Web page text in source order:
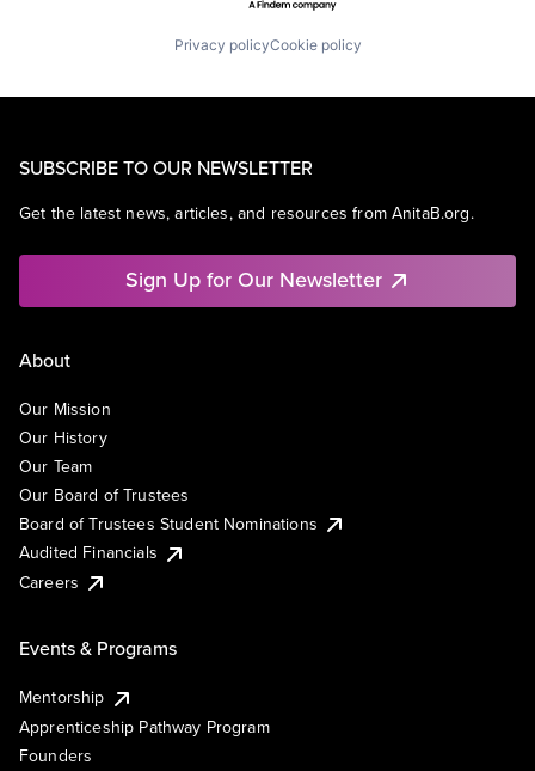
Privacy policyCookie policy
SUBSCRIBE TO OUR NEWSLETTER
Get the latest news, articles, and resources from AnitaB.org.
Sign Up for Our Newsletter
About
Our Mission
Our History
Our Team
Our Board of Trustees
Board of Trustees Student Nominations
Audited Financials
Careers
Events & Programs
Mentorship
Apprenticeship Pathway Program
Founders